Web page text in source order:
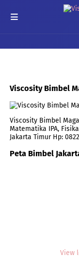
Viscosity Bimbel
Viscosity Bimbel
Matematika IPA,
Jakarta Timur Hp:
Peta Bimbel
View